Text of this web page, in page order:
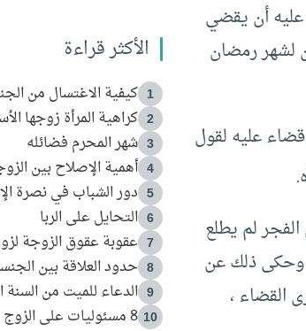
أن يقضي
لشهر رمضان
عليه لقول
لم يطلع
وحكى ذلك عن
القضاء ،
الأكثر قراءة
1 كيفية الاغتسال من
2 كراهية المرأة زوجها
3 شهر المحرم فضائله
4 أهمية الإصلاح بين
5 دور الشباب في نصرة
6 التحايل على الربا
7 عقوبة عقوق الزوجة
8 حدود العلاقة بين
9 الدعاء للميت من السنة
10 8 مسئوليات على الزوج تجاه زوجته